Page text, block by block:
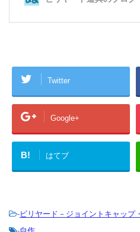
Twitter
Google+
B! はてブ
-ビリヤード－ジョイントキャップ